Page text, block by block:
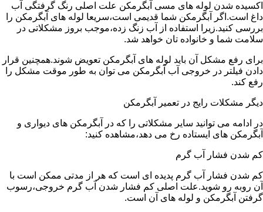
اکسیده شدن لوله های مسی آبگرمکن علت اصلی رنگ گرفتگی آب
داغ است.اگر آبگرمکن شما قدیمی است،سریعا لوله های آبگرمکن را
بررسی کنید.زیرا استفاده از آب زنگ زده،موجب بروز مشکلاتی در
سلامت شما و خانواده تان خواهد شد.
برای رفع مشکل آن باید لوله های آبگرمکن تعویض شوند.همچنین قرار
دادن فیلتر در خروجی آب آبگرمکن می توان به طور موقت مشکل را
رفع کند.
دیگر مشکلات رایج در تعمیر آبگرمکن
در ادامه می توانید سایر مشکلاتی را که در آبگرمکن های دیواری و
آبگرمکن های ایستاده رخ می دهد،مشاهده کنید:
کم شدن فشار آب گرم
کم شدن فشار آب گرم پدیده ای است که هر از مدتی ممکن است با
آن روبه رو شوید.علت اصلی کم فشار شدن آب گرم خروجی،رسوب
گرفتن آبگرمکن و لوله های آن است.